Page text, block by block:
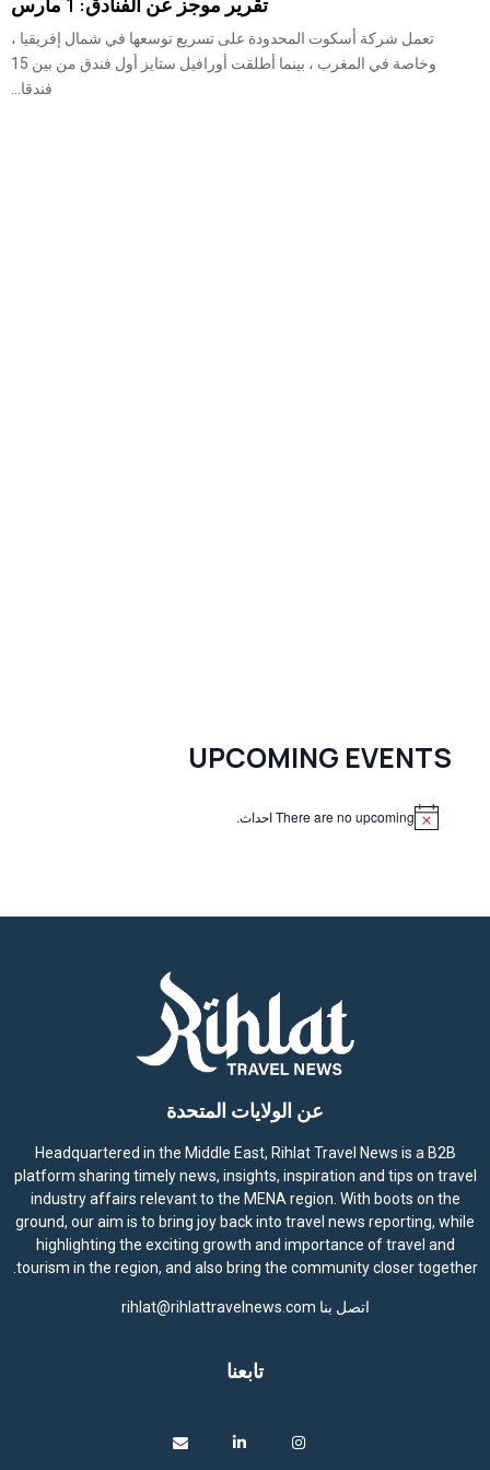
تعمل شركة أسكوت المحدودة على تسريع توسعها في شمال إفريقيا ،
وخاصة في المغرب ، بينما أطلقت أورافيل ستايز أول فندق من بين 15
فندقا...
UPCOMING EVENTS
There are no upcoming احداث.
عن الولايات المتحدة
Headquartered in the Middle East, Rihlat Travel News is a B2B
platform sharing timely news, insights, inspiration and tips on travel
industry affairs relevant to the MENA region. With boots on the
ground, our aim is to bring joy back into travel news reporting, while
highlighting the exciting growth and importance of travel and
tourism in the region, and also bring the community closer together.
اتصل بنا rihlat@rihlattravelnews.com
تابعنا